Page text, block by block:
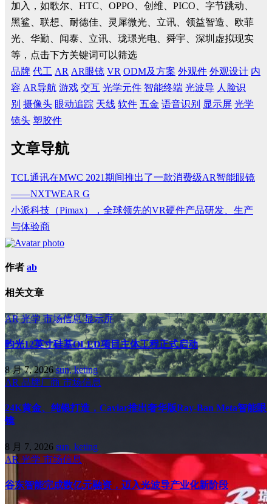
加入，如歌尔、HTC、OPPO、创维、PICO、字节跳动、
黑鲨、联想、耐德佳、灵犀微光、立讯、领益智造、欧菲
光、华勤、闻泰、立讯、珑璟光电、舜宇、深圳虚拟现实
等，点击下方关键词可以筛选
品牌 代工 AR AR眼镜 VR ODM及方案 外观件 外观设计 内
容 AR导航 游戏 交互 光学元件 智能终端 光波导 人脸识
别 摄像头 眼动追踪 天线 软件 五金 语音识别 显示屏 光学
镜头 塑胶件
文章导航
TCL通讯在MWC 2021期间推出了一款消费级AR智能眼镜
——NXTWEAR G
小派科技（Pimax），全球领先的VR硬件产品研发、生产
与体验商
作者 ab
相关文章
AR光学市场信息显示屏
昀光12英寸硅基OLED项目主体工程正式启动
8 月 7, 2026sun, keting
AR 品牌厂商 市场信息
24K黄金、纯银打造，Caviar推出奢华版Ray-Ban Meta智能眼
镜
8 月 7, 2026 sun, keting
AR 光学 市场信息
谷东智能完成数亿元融资，迈入光波导产业化新阶段